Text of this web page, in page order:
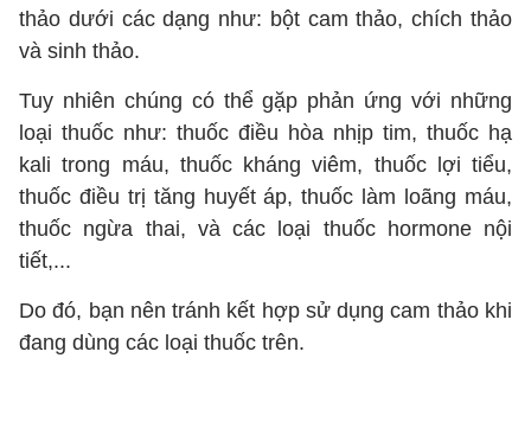
thảo dưới các dạng như: bột cam thảo, chích thảo
và sinh thảo.
Tuy nhiên chúng có thể gặp phản ứng với những
loại thuốc như: thuốc điều hòa nhịp tim, thuốc hạ
kali trong máu, thuốc kháng viêm, thuốc lợi tiểu,
thuốc điều trị tăng huyết áp, thuốc làm loãng máu,
thuốc ngừa thai, và các loại thuốc hormone nội
tiết,...
Do đó, bạn nên tránh kết hợp sử dụng cam thảo khi
đang dùng các loại thuốc trên.